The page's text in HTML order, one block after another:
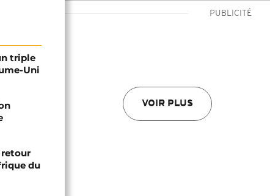
PUBLICITÉ
VOIR PLUS
triple
Uni
retour
du